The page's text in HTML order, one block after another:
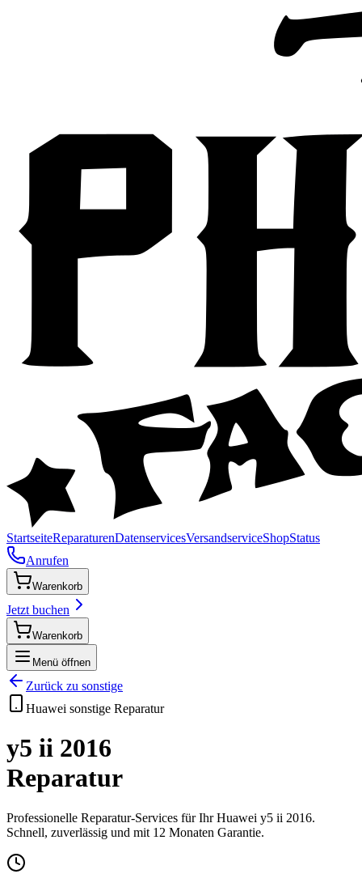
StartseiteReparaturenDatenservicesVersandserviceShopStatus
Anrufen
Warenkorb
Jetzt buchen
Warenkorb
Menü öffnen
Zurück zu sonstige
Huawei sonstige Reparatur
y5 ii 2016
Reparatur
Professionelle Reparatur-Services für IhrHuawei y5 ii 2016.
Schnell, zuverlässig und mit 12 Monaten Garantie.